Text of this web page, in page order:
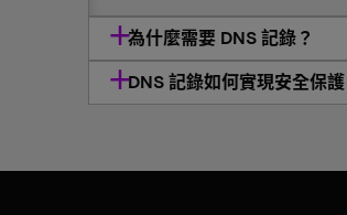
為什麼需要 DNS 記錄？
DNS 記錄如何實現安全保護